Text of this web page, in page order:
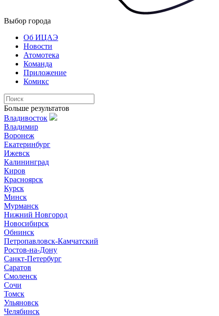
Выбор города
Об ИЦАЭ
Новости
Атомотека
Команда
Приложение
Комикс
Больше результатов
Владивосток
Владимир
Воронеж
Екатеринбург
Ижевск
Калининград
Киров
Красноярск
Курск
Минск
Мурманск
Нижний Новгород
Новосибирск
Обнинск
Петропавловск-Камчатский
Ростов-на-Дону
Санкт-Петербург
Саратов
Смоленск
Сочи
Томск
Ульяновск
Челябинск